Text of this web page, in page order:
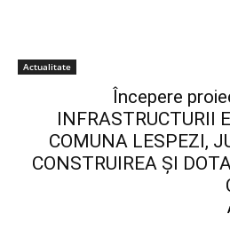
Actualitate
Începere
INFRASTRUCTURII
COMUNA LESPEZI,
CONSTRUIREA ȘI